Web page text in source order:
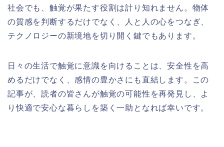
社会でも、触覚が果たす役割は計り知れません。物体
の質感を判断するだけでなく、人と人の心をつなぎ、
テクノロジーの新境地を切り開く鍵でもあります。
日々の生活で触覚に意識を向けることは、安全性を高
めるだけでなく、感情の豊かさにも直結します。この
記事が、読者の皆さんが触覚の可能性を再発見し、よ
り快適で安心な暮らしを築く一助となれば幸いです。